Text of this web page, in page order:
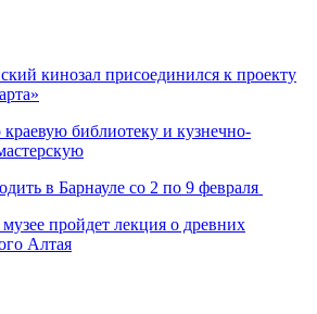
кинозал присоединился к проекту
библиотеку и кузнечно-
в Барнауле со 2 по 9 февраля
пройдет лекция о древних
Алтая